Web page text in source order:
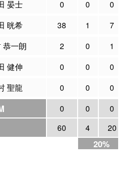
晏士 0 0
0
晄希 38 1
7
恭一朗 2 0
1
健伸 0 0
0
聖龍 0 0 0
0 0 0
60 4 20
20%